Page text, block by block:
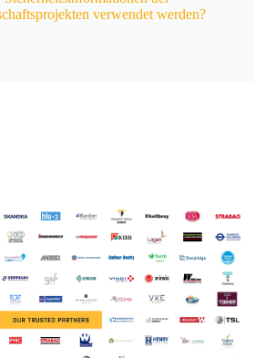
verwendet werden?